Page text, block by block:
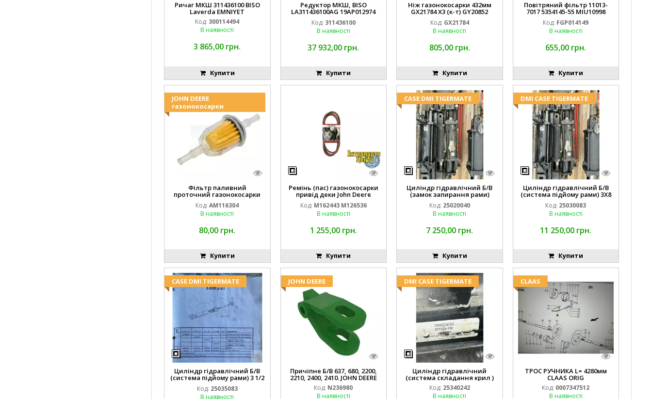
Ричаг МКШ 311436100 BISO
Laverda EMNIYET
Код: 300114494
В наявності
3 865,00 грн.
Купити
Редуктор МКШ, BISO
LA311436100AG 19AP012974
Laverda EMNIYET
Код: 311436100
В наявності
37 932,00 грн.
Купити
Ніж газонокосарки 432мм
GX21784 X3 (к-т) GY20852
AM137757 AM141035
Код: GX21784
В наявності
805,00 грн.
Купити
Повітряний фільтр 11013-
7017 5354145-55 MIU10998
FGP014149
Код: FGP014149
В наявності
655,00 грн.
Купити
JOHN DEERE
газонокосарки
Фільтр паливний
проточний газонокосарки
JOHN DEERE AM116304 GY20709
Код: AM116304
В наявності
80,00 грн.
Купити
Ремінь (пас) газонокосарки
привід деки John Deere
M162443 M126536
Код: M162443 M126536
В наявності
1 255,00 грн.
Купити
CASE DMI TIGERMATE
Циліндр гідравлічний Б/В
(замок запирання рами)
2''X4'' 25320040
Код: 25020040
В наявності
7 250,00 грн.
Купити
DMI CASE TIGERMATE
Циліндр гідравлічний Б/В
(система підйому рами) 3X8
87423768
Код: 25030083
В наявності
11 250,00 грн.
Купити
CASE DMI TIGERMATE
Циліндр гідравлічний Б/В
(система підйому рами) 3 1/2
84255910
Код: 25035083
В наявності
JOHN DEERE
Причіпне Б/В 637, 680, 2200,
2210, 2400, 2410. JOHN DEERE
Код: N236980
В наявності
DMI CASE TIGERMATE
Циліндр гідравлічний
(система складання крил )
Код: 25340242
В наявності
CLAAS
ТРОС РУЧНИКА L= 4280мм
CLAAS ORIG
Код: 0007347512
В наявності